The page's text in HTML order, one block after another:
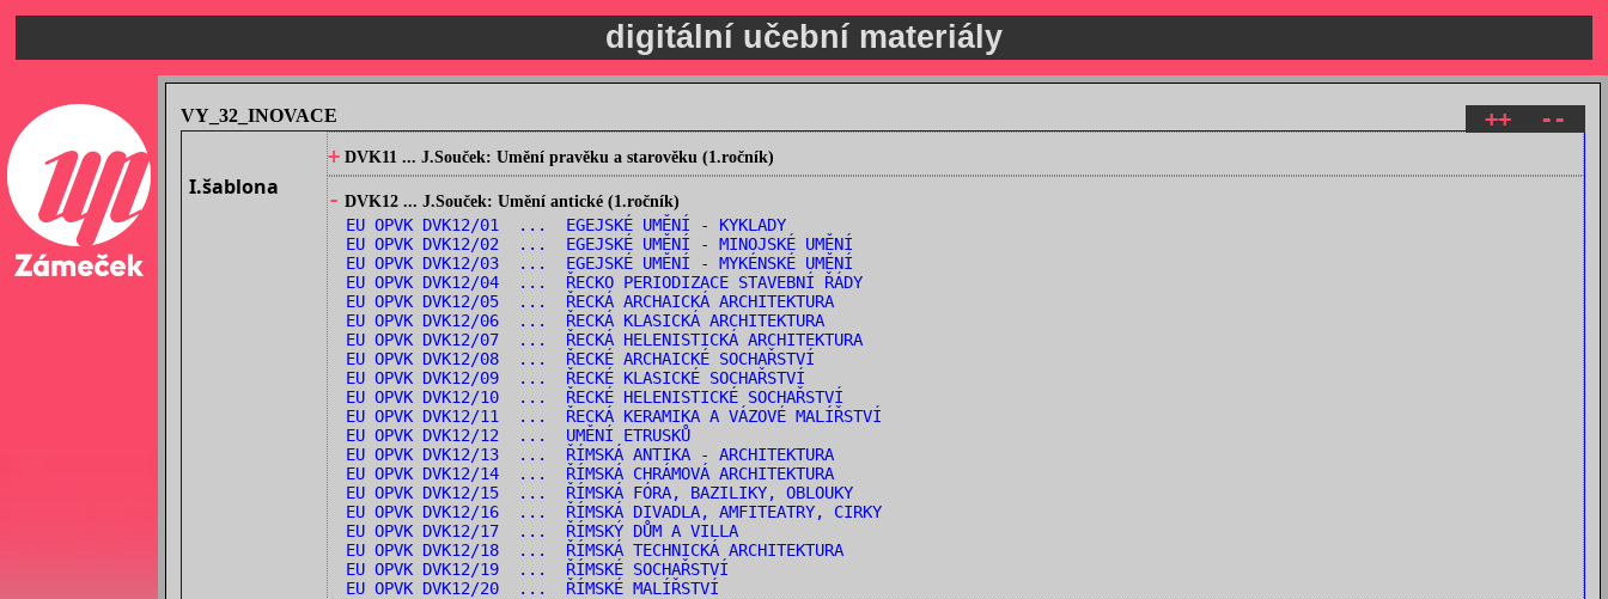
digitální učební materiály
++ --
VY_32_INOVACE
I.šablona
+ DVK11 ... J.Souček: Umění pravěku a starověku (1.ročník)
- DVK12 ... J.Souček: Umění antické (1.ročník)
EU OPVK DVK12/01 ... EGEJSKÉ UMĚNÍ - KYKLADY
EU OPVK DVK12/02 ... EGEJSKÉ UMĚNÍ - MINOJSKÉ UMĚNÍ
EU OPVK DVK12/03 ... EGEJSKÉ UMĚNÍ - MYKÉNSKÉ UMĚNÍ
EU OPVK DVK12/04 ... ŘECKO PERIODIZACE STAVEBNÍ ŘÁDY
EU OPVK DVK12/05 ... ŘECKÁ ARCHAICKÁ ARCHITEKTURA
EU OPVK DVK12/06 ... ŘECKÁ KLASICKÁ ARCHITEKTURA
EU OPVK DVK12/07 ... ŘECKÁ HELENISTICKÁ ARCHITEKTURA
EU OPVK DVK12/08 ... ŘECKÉ ARCHAICKÉ SOCHAŘSTVÍ
EU OPVK DVK12/09 ... ŘECKÉ KLASICKÉ SOCHAŘSTVÍ
EU OPVK DVK12/10 ... ŘECKÉ HELENISTICKÉ SOCHAŘSTVÍ
EU OPVK DVK12/11 ... ŘECKÁ KERAMIKA A VÁZOVÉ MALÍŘSTVÍ
EU OPVK DVK12/12 ... UMĚNÍ ETRUSKŮ
EU OPVK DVK12/13 ... ŘÍMSKÁ ANTIKA - ARCHITEKTURA
EU OPVK DVK12/14 ... ŘÍMSKÁ CHRÁMOVÁ ARCHITEKTURA
EU OPVK DVK12/15 ... ŘÍMSKÁ FÓRA, BAZILIKY, OBLOUKY
EU OPVK DVK12/16 ... ŘÍMSKÁ DIVADLA, AMFITEATRY, CIRKY
EU OPVK DVK12/17 ... ŘÍMSKÝ DŮM A VILLA
EU OPVK DVK12/18 ... ŘÍMSKÁ TECHNICKÁ ARCHITEKTURA
EU OPVK DVK12/19 ... ŘÍMSKÉ SOCHAŘSTVÍ
EU OPVK DVK12/20 ... ŘÍMSKÉ MALÍŘSTVÍ